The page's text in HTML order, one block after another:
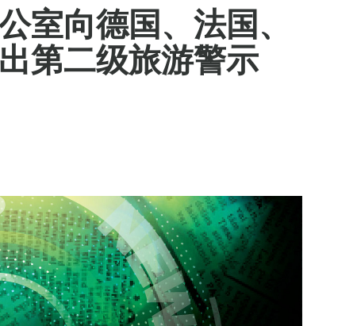
室向德国、法国、
第二级旅游警示